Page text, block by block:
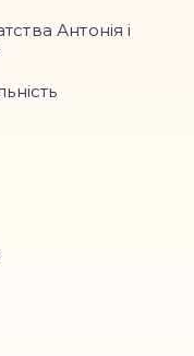
Антонія і